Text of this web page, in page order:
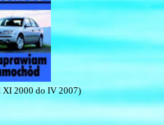
XI 2000 do IV 2007)